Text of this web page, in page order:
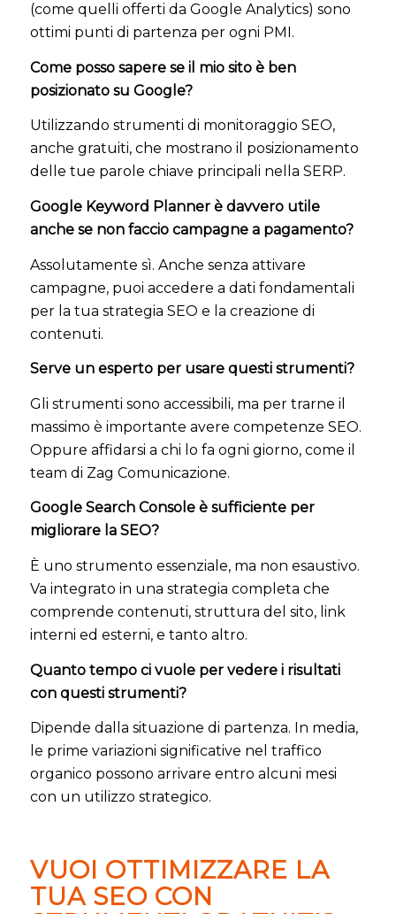
(come quelli offerti da Google Analytics) sono
ottimi punti di partenza per ogni PMI.
Come posso sapere se il mio sito è ben
posizionato su Google?
Utilizzando strumenti di monitoraggio SEO,
anche gratuiti, che mostrano il posizionamento
delle tue parole chiave principali nella SERP.
Google Keyword Planner è davvero utile
anche se non faccio campagne a pagamento?
Assolutamente sì. Anche senza attivare
campagne, puoi accedere a dati fondamentali
per la tua strategia SEO e la creazione di
contenuti.
Serve un esperto per usare questi strumenti?
Gli strumenti sono accessibili, ma per trarne il
massimo è importante avere competenze SEO.
Oppure affidarsi a chi lo fa ogni giorno, come il
team di Zag Comunicazione.
Google Search Console è sufficiente per
migliorare la SEO?
È uno strumento essenziale, ma non esaustivo.
Va integrato in una strategia completa che
comprende contenuti, struttura del sito, link
interni ed esterni, e tanto altro.
Quanto tempo ci vuole per vedere i risultati
con questi strumenti?
Dipende dalla situazione di partenza. In media,
le prime variazioni significative nel traffico
organico possono arrivare entro alcuni mesi
con un utilizzo strategico.
VUOI OTTIMIZZARE LA
TUA SEO CON